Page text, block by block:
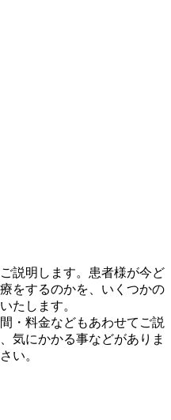
説明します。患者様が今ど
をするのかを、いくつかの
たします。
・料金などもあわせてご説
気にかかる事などがありま
い。